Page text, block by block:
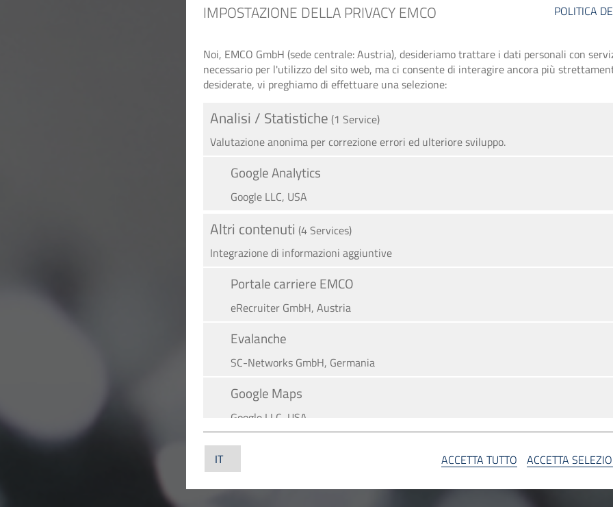
IMPOSTAZIONE DELLA PRIVACY EMCO POLITICA
Noi, EMCO GmbH (sede centrale: Austria), desideriamo trattare i dati personali con
necessario per l'utilizzo del sito web, ma ci consente di interagire ancora più
desiderate, vi preghiamo di effettuare una selezione:
Analisi / Statistiche (1 Service)
Valutazione anonima per correzione errori ed ulteriore sviluppo.
Google Analytics
Google LLC, USA
Altri contenuti (4 Services)
Integrazione di informazioni aggiuntive
Portale carriere EMCO
eRecruiter GmbH, Austria
Evalanche
SC-Networks GmbH, Germania
Google Maps
Google LLC, USA
YouTube
YouTube LLC, USA
ACCETTA TUTTO ACCETTA